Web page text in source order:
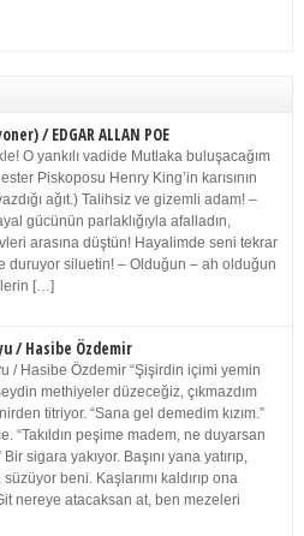
/ EDGAR ALLAN POE
O yankılı vadide Mutlaka buluşacağım
Piskoposu Henry King’in karısının
ağıt.) Talihsiz ve gizemli adam! –
gücünün parlaklığıyla afalladın,
arasına düştün! Hayalimde seni tekrar
duruyor siluetin! – Olduğun – ah olduğun
[…]
/ Hasibe Özdemir
/ Hasibe Özdemir “Şişirdin içimi yemin
methiyeler düzeceğiz, çıkmazdım
titriyor. “Sana gel demedim kızım.”
“Takıldın peşime madem, ne duyarsan
Bir sigara yakıyor. Başını yana yatırıp,
beni. Kaşlarımı kaldırıp ona
nereye atacaksan at, ben mezeleri